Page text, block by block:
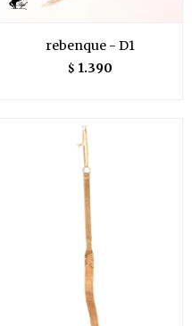
rebenque - D1
$ 1.390